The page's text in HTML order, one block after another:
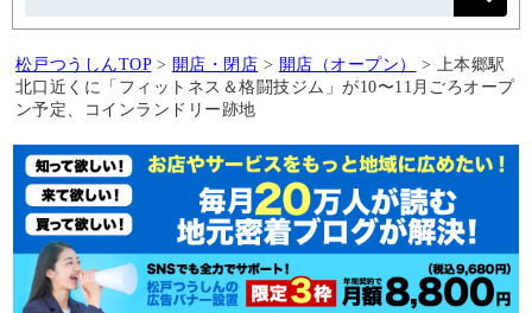
松戸つうしんTOP > 開店・閉店 > 開店（オープン） > 上本郷駅
北口近くに「フィットネス＆格闘技ジム」が10〜11月ごろオープ
ン予定、コインランドリー跡地